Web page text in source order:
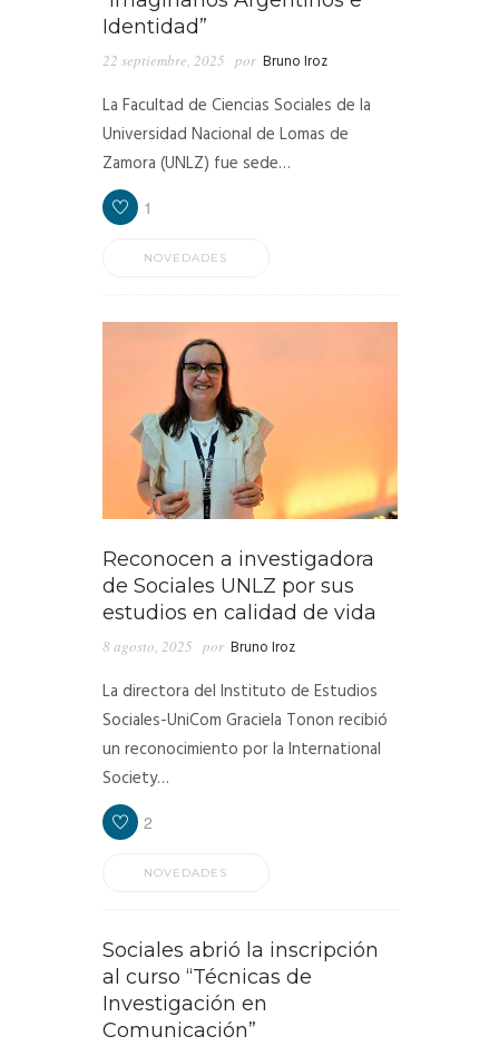
Identidad”
22 septiembre, 2025 por Bruno Iroz
La Facultad de Ciencias Sociales de la
Universidad Nacional de Lomas de
Zamora (UNLZ) fue sede…
1
NOVEDADES
Reconocen a investigadora
de Sociales UNLZ por sus
estudios en calidad de vida
8 agosto, 2025 por Bruno Iroz
La directora del Instituto de Estudios
Sociales-UniCom Graciela Tonon recibió
un reconocimiento por la International
Society…
2
NOVEDADES
Sociales abrió la inscripción
al curso “Técnicas de
Investigación en
Comunicación”